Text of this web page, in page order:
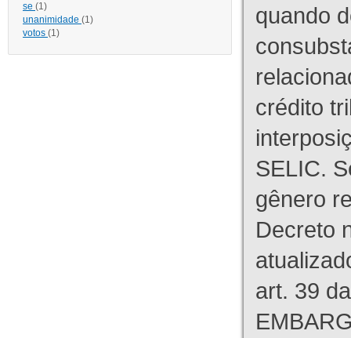
se (1)
unanimidade (1)
votos (1)
quando
crédito
SELIC.
gênero
Decreto
art. 39